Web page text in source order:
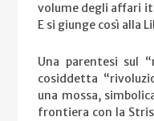
volume degli affari
E si giunge così alla
Una parentesi sul
cosiddetta
una mossa,
frontiera con la